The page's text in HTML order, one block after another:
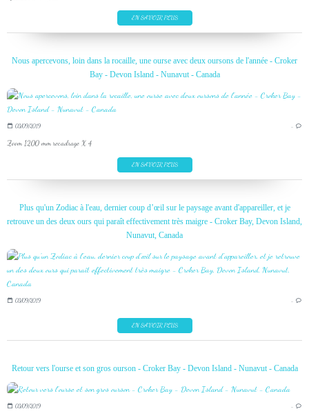
EN SAVOIR PLUS
Nous apercevons, loin dans la rocaille, une ourse avec deux oursons de l'année - Croker
Bay - Devon Island - Nunavut - Canada
03/09/2019 …
Zoom 1200 mm recadrage X 4
EN SAVOIR PLUS
Plus qu'un Zodiac à l'eau, dernier coup d’œil sur le paysage avant d'appareiller, et je
retrouve un des deux ours qui paraît effectivement très maigre - Croker Bay, Devon Island,
Nunavut, Canada
03/09/2019 …
EN SAVOIR PLUS
Retour vers l'ourse et son gros ourson - Croker Bay - Devon Island - Nunavut - Canada
03/09/2019 …